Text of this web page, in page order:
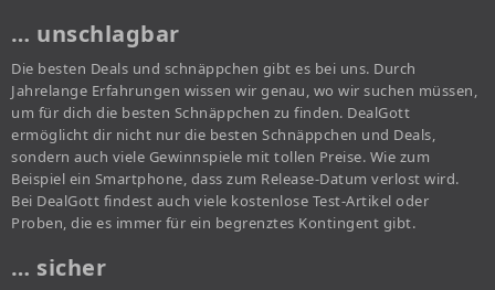
… unschlagbar
Die besten Deals und schnäppchen gibt es bei uns. Durch
Jahrelange Erfahrungen wissen wir genau, wo wir suchen müssen,
um für dich die besten Schnäppchen zu finden. DealGott
ermöglicht dir nicht nur die besten Schnäppchen und Deals,
sondern auch viele Gewinnspiele mit tollen Preise. Wie zum
Beispiel ein Smartphone, dass zum Release-Datum verlost wird.
Bei DealGott findest auch viele kostenlose Test-Artikel oder
Proben, die es immer für ein begrenztes Kontingent gibt.
… sicher